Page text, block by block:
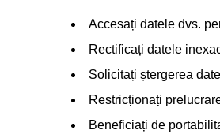
Accesați datele dvs.
Rectificați datele
Solicitați ștergerea
Restricționați
Beneficiați de